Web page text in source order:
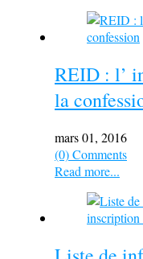
REID : l’
la
mars 01, 2016
(0) Comments
Read more...